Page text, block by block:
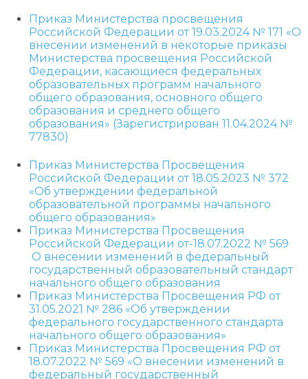
Приказ Министерства просвещения
Российской Федерации от 19.03.2024 № 171 «О
внесении изменений в некоторые приказы
Министерства просвещения Российской
Федерации, касающиеся федеральных
образовательных программ начального
общего образования, основного общего
образования и среднего общего
образования» (Зарегистрирован 11.04.2024 №
77830)
Приказ Министерства Просвещения
Российской Федерации от 18.05.2023 № 372
«Об утверждении федеральной
образовательной программы начального
общего образования»
Приказ Министерства Просвещения
Российской Федерации от-18.07.2022 № 569
О внесении изменений в федеральный
государственный образовательный стандарт
начального общего образования
Приказ Министерства Просвещения РФ от
31.05.2021 № 286 «Об утверждении
федерального государственного стандарта
начального общего образования»
Приказ Министерства Просвещения РФ от
18.07.2022 № 569 «О внесении изменений в
федеральный государственный